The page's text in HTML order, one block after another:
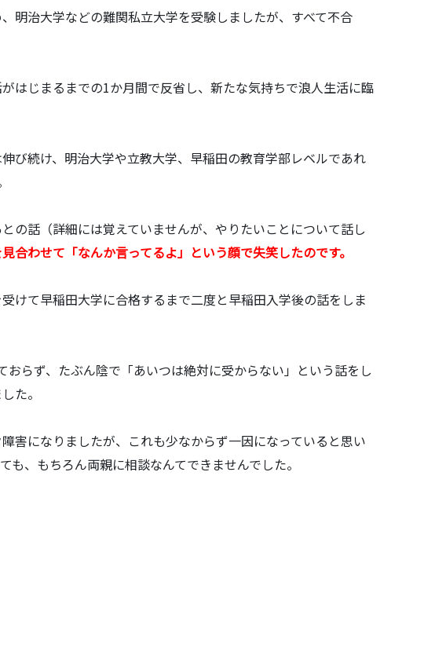
明治大学などの難関私立大学を受験しましたが、すべて不合
はじまるまでの1か月間で反省し、新たな気持ちで浪人生活に臨
び続け、明治大学や立教大学、早稲田の教育学部レベルであれ
の話（詳細には覚えていませんが、やりたいことについて話し
合わせて「なんか言ってるよ」という顔で失笑したのです。
けて早稲田大学に合格するまで二度と早稲田入学後の話をしま
おらず、たぶん陰で「あいつは絶対に受からない」という話をし
た。
害になりましたが、これも少なからず一因になっていると思い
も、もちろん両親に相談なんてできませんでした。